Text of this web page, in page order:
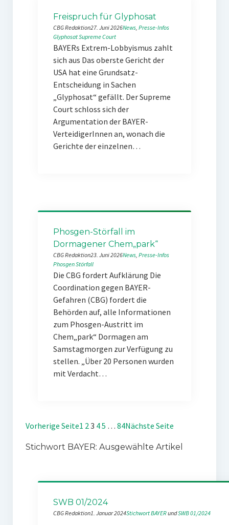
Freispruch für Glyphosat
CBG Redaktion27. Juni 2026News, Presse-Infos
GlyphosatSupreme Court
BAYERs Extrem-Lobbyismus zahlt
sich aus Das oberste Gericht der
USA hat eine Grundsatz-
Entscheidung in Sachen
„Glyphosat“ gefällt. Der Supreme
Court schloss sich der
Argumentation der BAYER-
VerteidigerInnen an, wonach die
Gerichte der einzelnen…
Phosgen-Störfall im
Dormagener Chem„park“
CBG Redaktion23. Juni 2026News, Presse-Infos
PhosgenStörfall
Die CBG fordert Aufklärung Die
Coordination gegen BAYER-
Gefahren (CBG) fordert die
Behörden auf, alle Informationen
zum Phosgen-Austritt im
Chem„park“ Dormagen am
Samstagmorgen zur Verfügung zu
stellen. „Über 20 Personen wurden
mit Verdacht…
Vorherige Seite1 23 45 … 84Nächste Seite
Stichwort BAYER: Ausgewählte Artikel
SWB 01/2024
CBG Redaktion1. Januar 2024Stichwort BAYER und SWB 01/2024